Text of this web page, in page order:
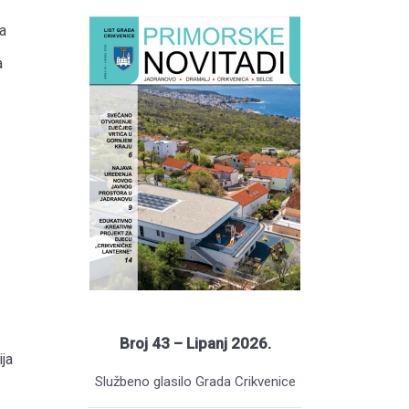
Broj 43 – Lipanj 2026.
Službeno glasilo Grada Crikvenice